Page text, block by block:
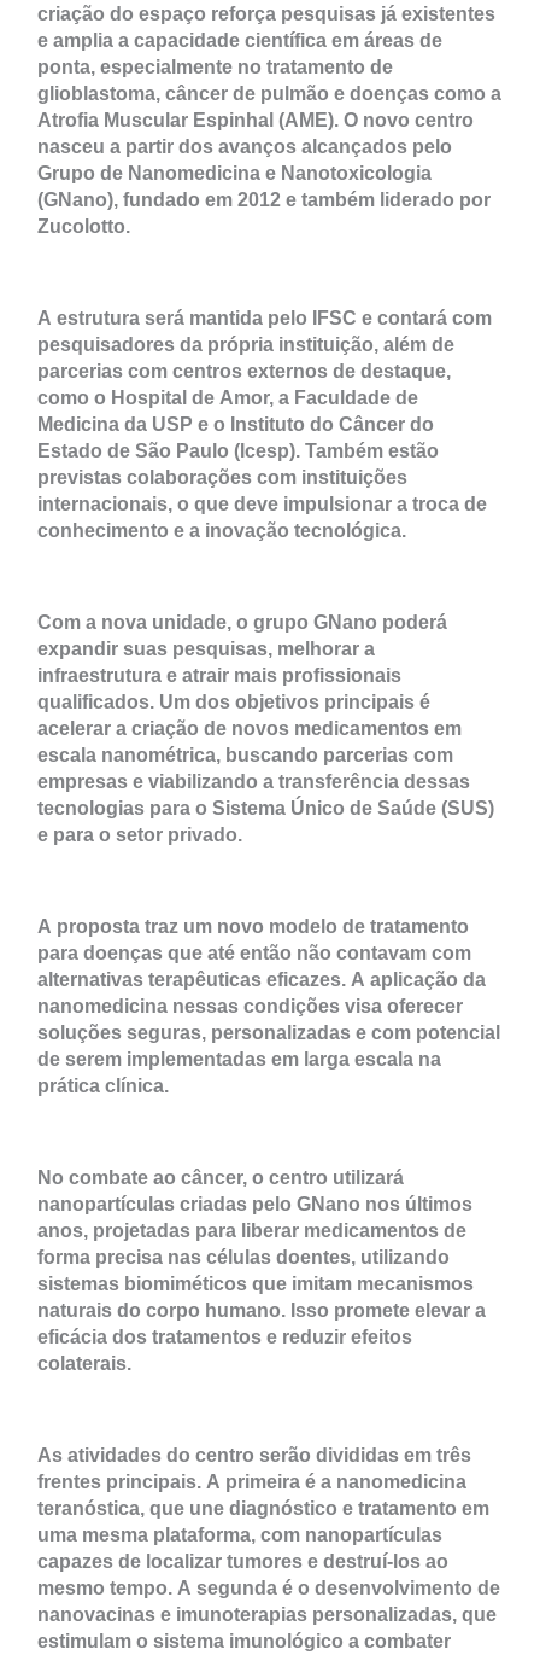
criação do espaço reforça pesquisas já existentes
e amplia a capacidade científica em áreas de
ponta, especialmente no tratamento de
glioblastoma, câncer de pulmão e doenças como a
Atrofia Muscular Espinhal (AME). O novo centro
nasceu a partir dos avanços alcançados pelo
Grupo de Nanomedicina e Nanotoxicologia
(GNano), fundado em 2012 e também liderado por
Zucolotto.
A estrutura será mantida pelo IFSC e contará com
pesquisadores da própria instituição, além de
parcerias com centros externos de destaque,
como o Hospital de Amor, a Faculdade de
Medicina da USP e o Instituto do Câncer do
Estado de São Paulo (Icesp). Também estão
previstas colaborações com instituições
internacionais, o que deve impulsionar a troca de
conhecimento e a inovação tecnológica.
Com a nova unidade, o grupo GNano poderá
expandir suas pesquisas, melhorar a
infraestrutura e atrair mais profissionais
qualificados. Um dos objetivos principais é
acelerar a criação de novos medicamentos em
escala nanométrica, buscando parcerias com
empresas e viabilizando a transferência dessas
tecnologias para o Sistema Único de Saúde (SUS)
e para o setor privado.
A proposta traz um novo modelo de tratamento
para doenças que até então não contavam com
alternativas terapêuticas eficazes. A aplicação da
nanomedicina nessas condições visa oferecer
soluções seguras, personalizadas e com potencial
de serem implementadas em larga escala na
prática clínica.
No combate ao câncer, o centro utilizará
nanopartículas criadas pelo GNano nos últimos
anos, projetadas para liberar medicamentos de
forma precisa nas células doentes, utilizando
sistemas biomiméticos que imitam mecanismos
naturais do corpo humano. Isso promete elevar a
eficácia dos tratamentos e reduzir efeitos
colaterais.
As atividades do centro serão divididas em três
frentes principais. A primeira é a nanomedicina
teranóstica, que une diagnóstico e tratamento em
uma mesma plataforma, com nanopartículas
capazes de localizar tumores e destruí-los ao
mesmo tempo. A segunda é o desenvolvimento de
nanovacinas e imunoterapias personalizadas, que
estimulam o sistema imunológico a combater